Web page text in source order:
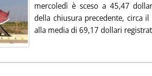
mercoledì è sceso a 45,47
della chiusura precedente, circa
alla media di 69,17 dollari